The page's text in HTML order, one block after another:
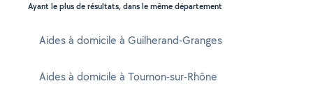
Ayant le plus de résultats, dans le même département
Aides à domicile à Guilherand-Granges
Aides à domicile à Tournon-sur-Rhône